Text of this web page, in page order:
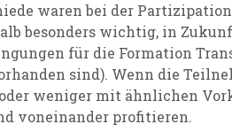
waren bei der
besonders wichtig, in
für die Formation
sind). Wenn die
weniger mit ähnlichen
voneinander profitieren.